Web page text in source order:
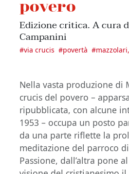
povero
Edizione critica. A cura
Campanini
#via crucis #povertà #
Nella vasta produzione di
crucis del povero –
ripubblicata, con alcune
1953 – occupa un posto
da una parte riflette la
meditazione del parroco
Passione, dall’altra pone